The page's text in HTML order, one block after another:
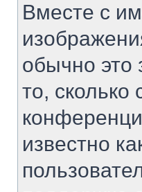
Вместе с
обычно это
то,
известно